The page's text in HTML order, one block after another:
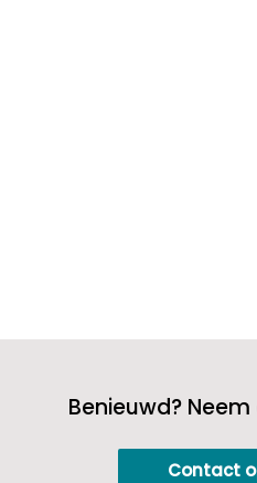
Benieuwd?
Contact